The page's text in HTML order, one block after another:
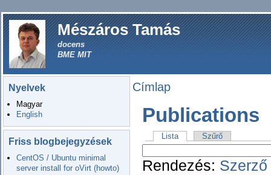
Mészáros Tamás
docens
BME MIT
Nyelvek
Magyar
English
Friss blogbejegyzések
CentOS / Ubuntu minimal
server install for oVirt (howto)
Címlap
Publications
Lista Szűrő
Rendezés: Szerző